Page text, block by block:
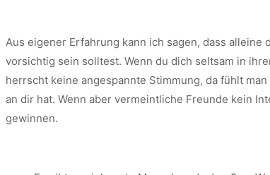
Aus eigener Erfahrung kann ich sagen, dass
vorsichtig sein solltest. Wenn du dich seltsam in
herrscht keine angespannte Stimmung, da fühlt
an dir hat. Wenn aber vermeintliche Freunde kein
gewinnen.